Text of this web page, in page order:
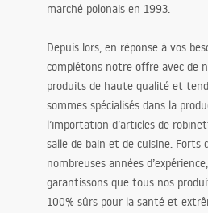
marché polonais en 1993.
Depuis lors, en réponse à vos
complétons notre offre avec de
produits de haute qualité et
sommes spécialisés dans la
l’importation d’articles de
salle de bain et de cuisine. Forts
nombreuses années
garantissons que tous nos
100% sûrs pour la santé et